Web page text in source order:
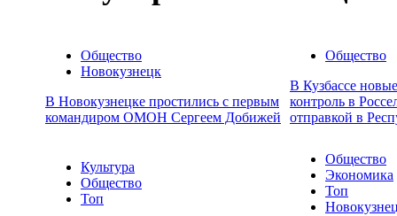
Общество
Новокузнецк
В Новокузнецке простились с первым
командиром ОМОН Сергеем Добижей
Общество
В Кузбассе
контроль в
отправкой в
Культура
Общество
Топ
Общество
Экономика
Топ